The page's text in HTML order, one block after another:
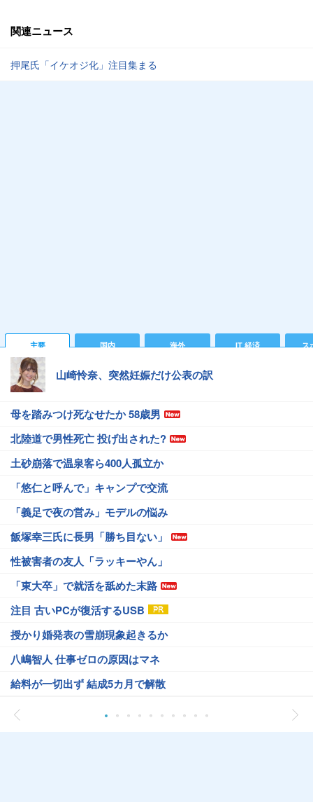
関連ニュース
押尾氏「イケオジ化」注目集まる
主要 国内 海外 IT 経済 ス
山崎怜奈、突然妊娠だけ公表の訳
母を踏みつけ死なせたか 58歳男
北陸道で男性死亡 投げ出された?
土砂崩落で温泉客ら400人孤立か
「悠仁と呼んで」キャンプで交流
「義足で夜の営み」モデルの悩み
飯塚幸三氏に長男「勝ち目ない」
性被害者の友人「ラッキーやん」
「東大卒」で就活を舐めた末路
注目 古いPCが復活するUSB
授かり婚発表の雪崩現象起きるか
八嶋智人 仕事ゼロの原因はマネ
給料が一切出ず 結成5カ月で解散